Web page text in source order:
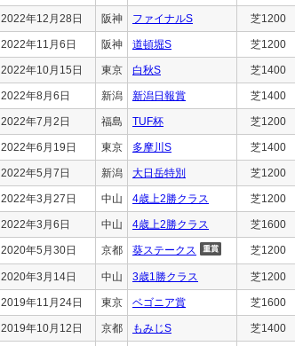
2022年12月28日 阪神 ファイナルS 芝1200
2022年11月6日 阪神 道頓堀S 芝1200
2022年10月15日 東京 白秋S 芝1400
2022年8月6日 新潟 新潟日報賞 芝1400
2022年7月2日 福島 TUF杯 芝1200
2022年6月19日 東京 多摩川S 芝1400
2022年5月7日 新潟 大日岳特別 芝1200
2022年3月27日 中山 4歳上2勝クラス 芝1200
2022年3月6日 中山 4歳上2勝クラス 芝1600
2020年5月30日 京都 葵ステークス 芝1200
2020年3月14日 中山 3歳1勝クラス 芝1200
2019年11月24日 東京 ベゴニア賞 芝1600
2019年10月12日 京都 もみじS 芝1400